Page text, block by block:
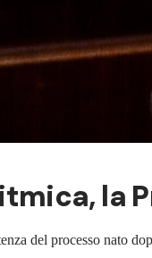
la
del processo nato